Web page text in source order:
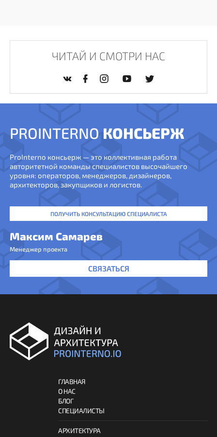
ЧИТАЙ И СМОТРИ НАС
PROINTERNO КОНСЬЕРЖ
ProInterno консьерж — это коллективная работа
авторитетной команды специалистов высочайшего
уровня: операторов, менеджеров, дизайнеров,
архитекторов, закупщиков и логистов.
ПОЛУЧИТЬ КОНСУЛЬТАЦИЮ СПЕЦИАЛИСТА
Максим Самарев
Менеджер проекта
СВЯЗАТЬСЯ
ГЛАВНАЯ
О НАС
БЛОГ
СПЕЦИАЛИСТЫ
АРХИТЕКТУРА